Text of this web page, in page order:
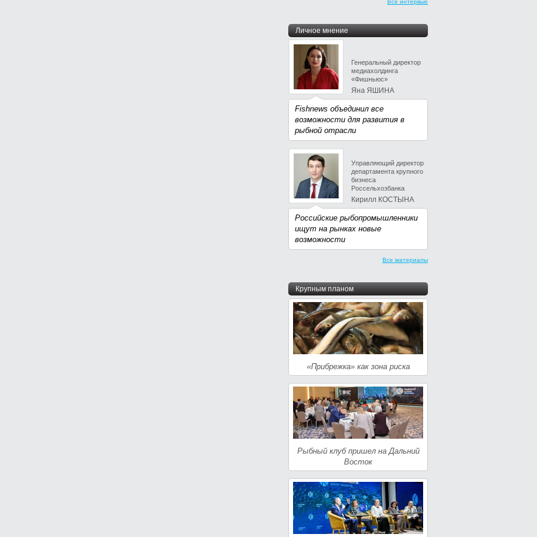
Все интервью
Личное мнение
Генеральный директор
медиахолдинга
«Фишньюс»
Яна ЯШИНА
Fishnews объединил все
возможности для развития в
рыбной отрасли
Управляющий директор
департамента крупного
бизнеса
Россельхозбанка
Кирилл КОСТЫНА
Российские рыбопромышленники
ищут на рынках новые
возможности
Все материалы
Крупным планом
«Прибрежка» как зона риска
Рыбный клуб пришел на Дальний
Восток